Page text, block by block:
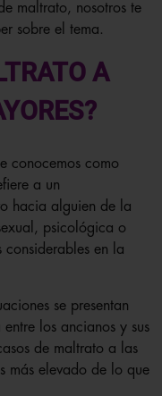
maltrato, nosotros te
sobre el tema.
A
conocemos como
a un
hacia alguien de la
psicológica o
considerables en la
se presentan
los ancianos y sus
de maltrato a las
más elevado de lo que